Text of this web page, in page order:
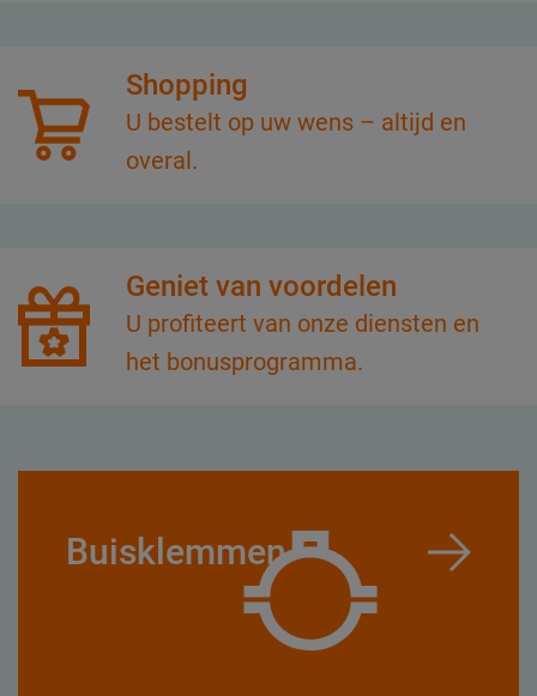
Shopping
U bestelt op uw wens – altijd en
overal.
Geniet van voordelen
U profiteert van onze diensten en
het bonusprogramma.
Buisklemmen